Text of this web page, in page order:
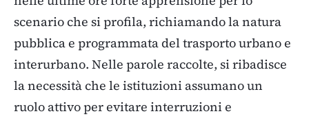
scenario che si profila, richiamando la natura
pubblica e programmata del trasporto urbano e
interurbano. Nelle parole raccolte, si ribadisce
la necessità che le istituzioni assumano un
ruolo attivo per evitare interruzioni e